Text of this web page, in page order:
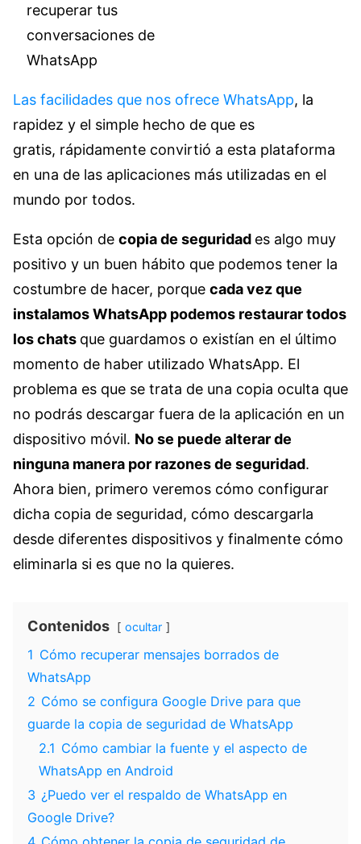
recuperar tus
conversaciones de
WhatsApp
Las facilidades que nos ofrece WhatsApp, la
rapidez y el simple hecho de que es
gratis, rápidamente convirtió a esta plataforma
en una de las aplicaciones más utilizadas en el
mundo por todos.
Esta opción de copia de seguridad es algo muy
positivo y un buen hábito que podemos tener la
costumbre de hacer, porque cada vez que
instalamos WhatsApp podemos restaurar todos
los chats que guardamos o existían en el último
momento de haber utilizado WhatsApp. El
problema es que se trata de una copia oculta que
no podrás descargar fuera de la aplicación en un
dispositivo móvil. No se puede alterar de
ninguna manera por razones de seguridad.
Ahora bien, primero veremos cómo configurar
dicha copia de seguridad, cómo descargarla
desde diferentes dispositivos y finalmente cómo
eliminarla si es que no la quieres.
Contenidos ocultar
1 Cómo recuperar mensajes borrados de
WhatsApp
2 Cómo se configura Google Drive para que
guarde la copia de seguridad de WhatsApp
2.1 Cómo cambiar la fuente y el aspecto de
WhatsApp en Android
3 ¿Puedo ver el respaldo de WhatsApp en
Google Drive?